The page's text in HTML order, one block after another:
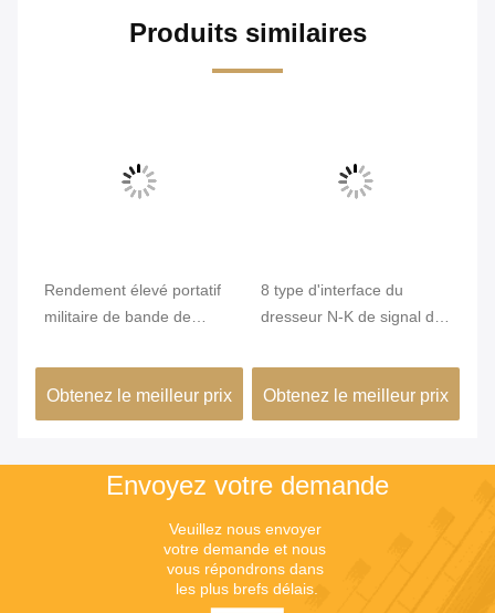
Produits similaires
Rendement élevé portatif
militaire de bande de
du dresseur de signal de
bombe 1 - 8
Obtenez le meilleur prix
8 type d'interface du
dresseur N-K de signal de
bandes pour
CDMA/GSM/DCS
Obtenez le meilleur prix
Envoyez votre demande
Veuillez nous envoyer
votre demande et nous
vous répondrons dans
les plus brefs délais.